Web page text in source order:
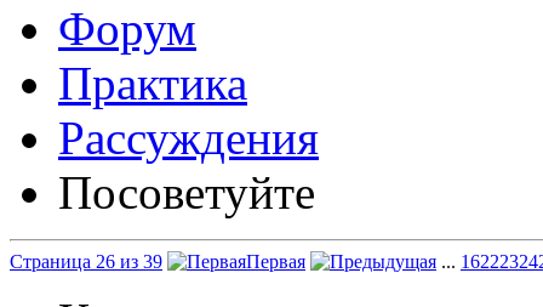
Форум
Практика
Рассуждения
Посоветуйте
Страница 26 из 39 Первая ... 16222324